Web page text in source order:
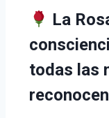
La
todas las